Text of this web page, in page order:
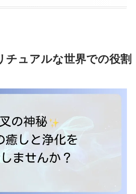
チュアルな世界での役割